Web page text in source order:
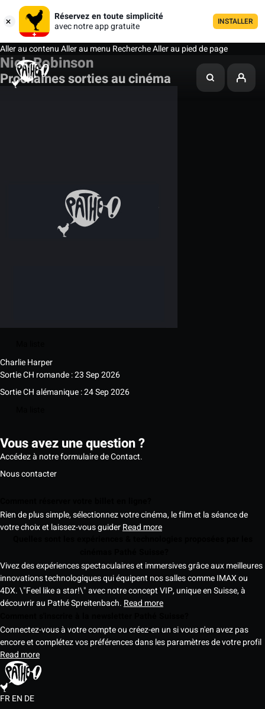
Réservez en toute simplicité
avec notre app gratuite
INSTALLER
Aller au contenuAller au menu RechercheAller au pied de page
Nick Robinson
Prochaines sorties au cinéma
Charlie Harper
Sortie CH romande : 23 Sep 2026
Sortie CH alémanique : 24 Sep 2026
Vous avez une question ?
Accédez à notre formulaire de Contact.
Nous contacter
Rien de plus simple, sélectionnez votre cinéma, le film et la séance de
votre choix et laissez-vous guiderRead more
Vivez des expériences spectaculaires et immersives grâce aux meilleures
innovations technologiques qui équipent nos salles comme IMAX ou
4DX. \"Feel like a star!\" avec notre concept VIP, unique en Suisse, à
découvrir au Pathé Spreitenbach. Read more
Connectez-vous à votre compte ou créez-en un si vous n'en avez pas
encore et complétez vos préférences dans les paramètres de votre profil
Read more
FREN DE